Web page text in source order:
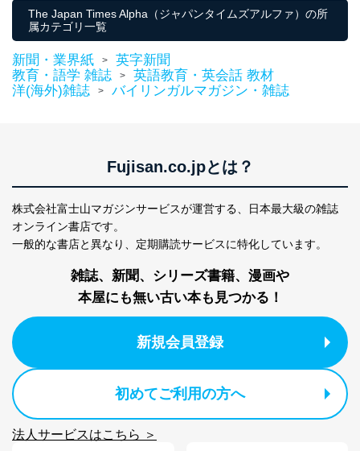
e-mail： cs@fujisan.co.jp
改訂：2025年2月20日
制定：2005年4月1日
株式会社富士山マガジンサービス
代表取締役会長 西野 伸一郎
当社は以下の個人情報保護管理者を設置し、個人情報保
護管理者の責任のもと、個人情報を取得・アクセス・利
用・提供・管理いたします。
東京都渋谷区南平台町16-11
株式会社富士山マガジンサービス
代表取締役会長 西野 伸一郎
個人情報保護管理者: 経営管理グループディレクター 前
田 嘉也
りです。
個人情報の種類 利用目的
ｅメール等による商品、サービ
The Japan Times Alpha（ジャパンタイムズアルファ）の所
属カテゴリ一覧
新聞・業界紙 >
英字新聞
教育・語学 雑誌
>
英語教育・英会話 教材
洋(海外)雑誌
> バイリンガルマガジン・雑誌
Fujisan.co.jpとは？
株式会社富士山マガジンサービスが運営する、
日本最大級の雑誌
オンライン書店です。
一般的な書店と異なり、 定期購読サービスに特化しています。
雑誌、新聞、シリーズ書籍、漫画や
本屋にも無い古い本も見つかる！
新規会員登録
初めてご利用の方へ
法人サービスはこちら ＞